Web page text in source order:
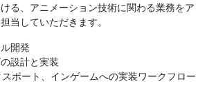
る、アニメーション技術に関わる業務をア
当していただきます。
開発
設計と実装
ポート、インゲームへの実装ワークフロー